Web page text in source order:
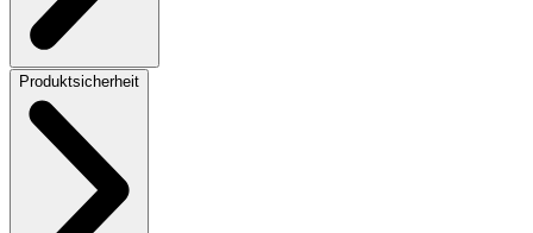
Produktsicherheit